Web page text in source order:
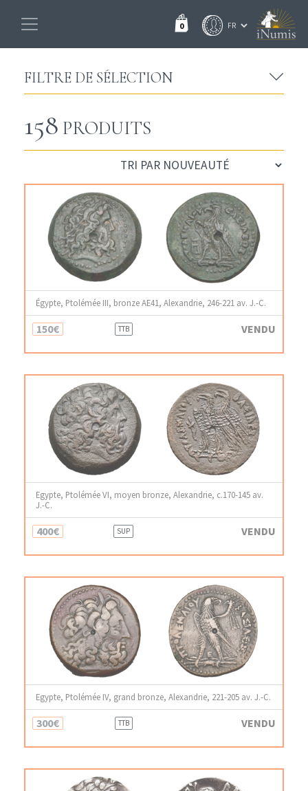
0
FILTRE DE SÉLECTION
158 PRODUITS
Égypte, Ptolémée III, bronze AE41, Alexandrie, 246-221 av. J.-C.
150€ TTB VENDU
Egypte, Ptolémée VI, moyen bronze, Alexandrie, c.170-145 av.
J.-C.
400€ SUP VENDU
Egypte, Ptolémée IV, grand bronze, Alexandrie, 221-205 av. J.-C.
300€ TTB VENDU